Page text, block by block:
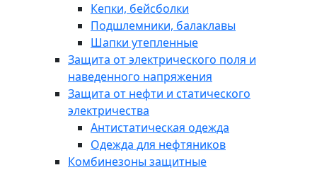
Кепки, бейсболки
Подшлемники, балаклавы
Шапки утепленные
Защита от электрического поля и
наведенного напряжения
Защита от нефти и статического
электричества
Антистатическая одежда
Одежда для нефтяников
Комбинезоны защитные